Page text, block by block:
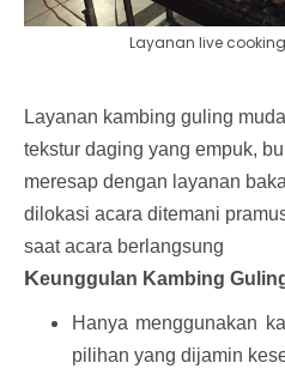
Layanan live
Layanan kambing guling
tekstur daging yang empuk,
meresap dengan layanan
dilokasi acara ditemani
saat acara berlangsung
Keunggulan Kambing
Hanya menggunakan
pilihan yang dijamin